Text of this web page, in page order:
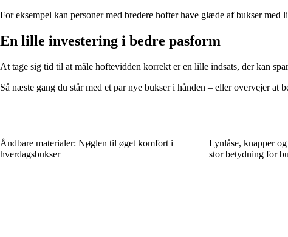
For eksempel kan personer med bredere hofter have glæde af bukser
En lille investering i bedre pasform
At tage sig tid til at måle hoftevidden korrekt er en lille indsats, der kan
Så næste gang du står med et par nye bukser i hånden – eller overvejer
Åndbare materialer: Nøglen til øget komfort i
hverdagsbukser
Lynlåse, knapper
stor betydning for